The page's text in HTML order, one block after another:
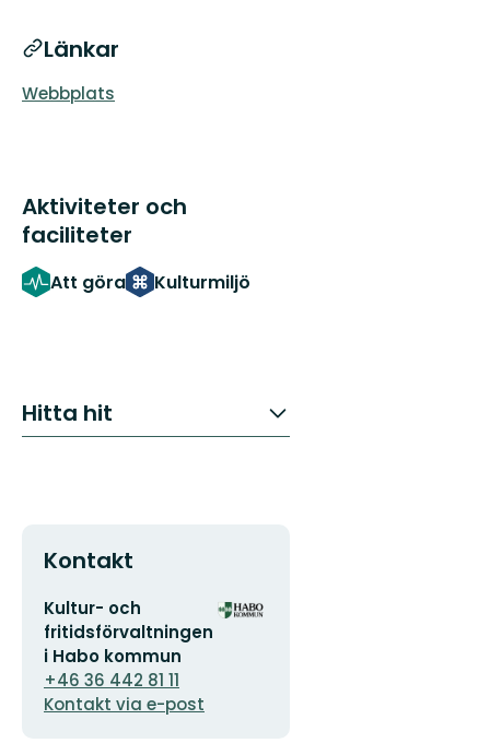
Länkar
Webbplats
Aktiviteter och
faciliteter
Att göra Kulturmiljö
Hitta hit
Kontakt
E-
postadress
Kultur- och
fritidsförvaltningen
i Habo kommun
+46 36 442 81 11
Kontakt via e-post
Organisationens